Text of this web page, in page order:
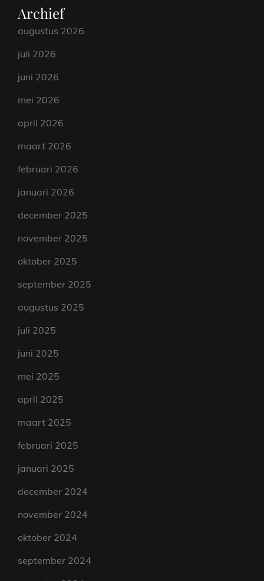
Archief
augustus 2026
juli 2026
juni 2026
mei 2026
april 2026
maart 2026
februari 2026
januari 2026
december 2025
november 2025
oktober 2025
september 2025
augustus 2025
juli 2025
juni 2025
mei 2025
april 2025
maart 2025
februari 2025
januari 2025
december 2024
november 2024
oktober 2024
september 2024